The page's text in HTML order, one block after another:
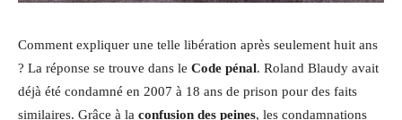
Comment expliquer une telle libération après seulement huit ans
? La réponse se trouve dans le Code pénal. Roland Blaudy avait
déjà été condamné en 2007 à 18 ans de prison pour des faits
similaires. Grâce à la confusion des peines, les condamnations